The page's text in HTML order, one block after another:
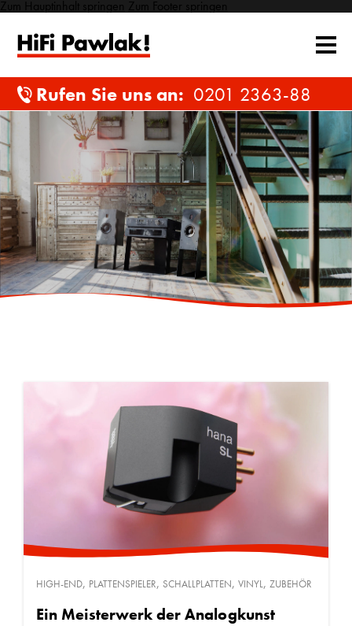
Zum Hauptinhalt springen Zum Footer springen
Rufen Sie uns an: 0201 2363-88
HIGH-END, PLATTENSPIELER, SCHALLPLATTEN, VINYL, ZUBEHÖR
Ein Meisterwerk der Analogkunst